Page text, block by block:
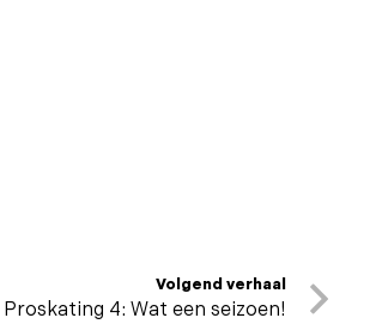
Volgend verhaal
Proskating 4: Wat een seizoen!